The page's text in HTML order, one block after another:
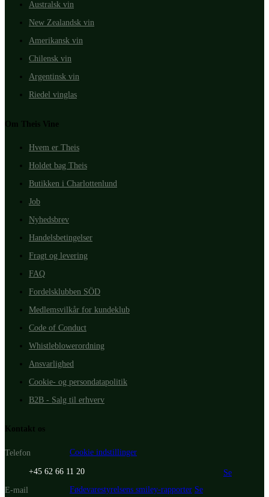
Australsk vin
New Zealandsk vin
Amerikansk vin
Chilensk vin
Argentinsk vin
Riedel vinglas
Om Theis Vine
Hvem er Theis
Holdet bag Theis
Butikken i Charlottenlund
Job
Nyhedsbrev
Handelsbetingelser
Fragt og levering
FAQ
Fordelsklubben SÖD
Medlemsvilkår for kundeklub
Code of Conduct
Whistleblowerordning
Ansvarlighed
Cookie- og persondatapolitik
B2B - Salg til erhverv
Kontakt os
Telefon
+45 62 66 11 20
E-mail
Cookie indstillinger
Se
Fødevarestyrelsens smiley-rapporter Se